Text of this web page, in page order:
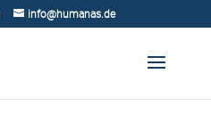
info@humanas.de